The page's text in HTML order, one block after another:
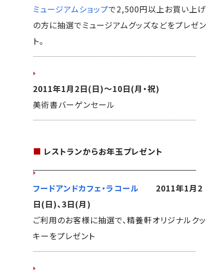
ミュージアムショップで2,500円以上お買い上げ
の方に抽選でミュージアムグッズなどをプレゼン
ト。
2011年1月2日(日)～10日(月・祝)
美術書バーゲンセール
■ レストランからお年玉プレゼント
フードアンドカフェ・ラコール 2011年1月2
日(日)、3日(月)
ご利用のお客様に抽選で、精養軒オリジナルクッ
キーをプレゼント